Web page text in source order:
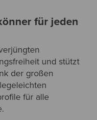
für jeden
und stützt
der großen
für alle